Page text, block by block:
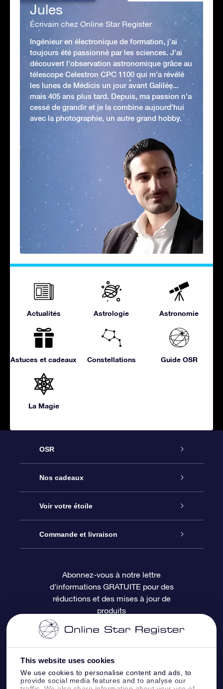
This website uses cookies
We use cookies to personalise content and ads, to
provide social media features and to analyse our
Jules
Écrivain chez Online Star Register
Ingénieur en électronique de formation, j’ai
toujours été passionné par les sciences. J'ai
découvert l'observation astronomique grâce au
télescope Celestron CPC 1100 qui m'a révélé
les lunes de Médicis un jour avant Galilée...
mais 405 ans plus tard. Depuis, ma passion n'a
cessé de grandir et je la combine aujourd'hui
avec la photographie, un autre grand hobby.
Actualités Astrologie Astronomie
Astuces et cadeaux Constellations Guide OSR
La Magie
OSR
Service
À propos de l’OSR
Nous contacter
Questions fréquemment posées
Revues
Nos cadeaux
Cadeau d’étoile en ligne
Coffret cadeau OSR
Carte cadeau OSR
Voir votre étoile
Registre des étoiles
Page d’accueil personnalisée
Appli Voler vers les étoiles
Commande et livraison
Informations de paiement
Informations d’expédition
Politique de retour
Constellations
Abonnez-vous à notre lettre
d'informations GRATUITE pour des
réductions et des mises à jour de
produits